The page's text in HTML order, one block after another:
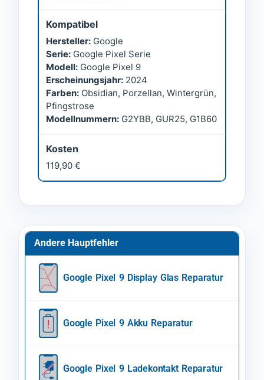
Kompatibel
Hersteller: Google
Serie: Google Pixel Serie
Modell: Google Pixel 9
Erscheinungsjahr: 2024
Farben: Obsidian, Porzellan, Wintergrün,
Pfingstrose
Modellnummern: G2YBB, GUR25, G1B60
Kosten
119,90 €
Andere Hauptfehler
Google Pixel 9 Display Glas Reparatur
Google Pixel 9 Akku Reparatur
Google Pixel 9 Ladekontakt Reparatur